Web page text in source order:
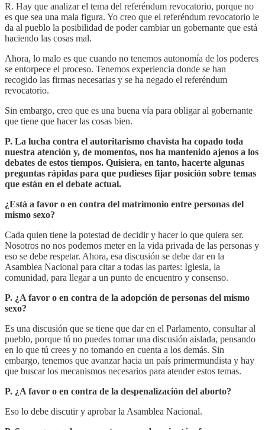
R. Hay que analizar el tema del referéndum revocatorio, porque no
es que sea una mala figura. Yo creo que el referéndum revocatorio le
da al pueblo la posibilidad de poder cambiar un gobernante que está
haciendo las cosas mal.
Ahora, lo malo es que cuando no tenemos autonomía de los poderes
se entorpece el proceso. Tenemos experiencia donde se han
recogido las firmas necesarias y se ha negado el referéndum
revocatorio.
Sin embargo, creo que es una buena vía para obligar al gobernante
que tiene que hacer las cosas bien.
P. La lucha contra el autoritarismo chavista ha copado toda
nuestra atención y, de momentos, nos ha mantenido ajenos a los
debates de estos tiempos. Quisiera, en tanto, hacerte algunas
preguntas rápidas para que pudieses fijar posición sobre temas
que están en el debate actual.
¿Está a favor o en contra del matrimonio entre personas del
mismo sexo?
Cada quien tiene la potestad de decidir y hacer lo que quiera ser.
Nosotros no nos podemos meter en la vida privada de las personas y
eso se debe respetar. Ahora, esa discusión se debe dar en la
Asamblea Nacional para citar a todas las partes: Iglesia, la
comunidad, para llegar a un punto de encuentro y consenso.
P. ¿A favor o en contra de la adopción de personas del mismo
sexo?
Es una discusión que se tiene que dar en el Parlamento, consultar al
pueblo, porque tú no puedes tomar una discusión aislada, pensando
en lo que tú crees y no tomando en cuenta a los demás. Sin
embargo, tenemos que avanzar hacia un país primermundista y hay
que buscar los mecanismos necesarios para atender estos temas.
P. ¿A favor o en contra de la despenalización del aborto?
Eso lo debe discutir y aprobar la Asamblea Nacional.